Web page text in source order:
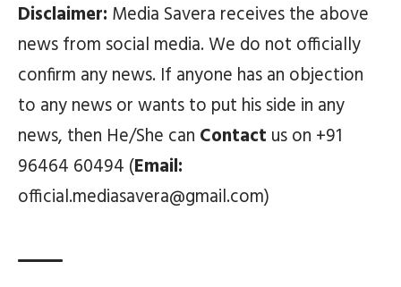
Disclaimer: Media Savera receives the above
news from social media. We do not officially
confirm any news. If anyone has an objection
to any news or wants to put his side in any
news, then He/She can Contact us on +91
96464 60494 (Email:
official.mediasavera@gmail.com)